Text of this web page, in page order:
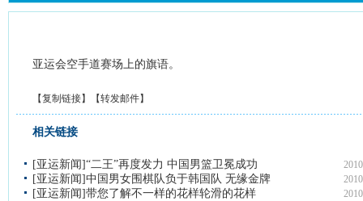
亚运会空手道赛场上的旗语。
【复制链接】【转发邮件】
相关链接
[亚运新闻]“二王”再度发力 中国男篮卫冕成功
[亚运新闻]中国男女围棋队负于韩国队 无缘金牌
[亚运新闻]带您了解不一样的花样轮滑的花样